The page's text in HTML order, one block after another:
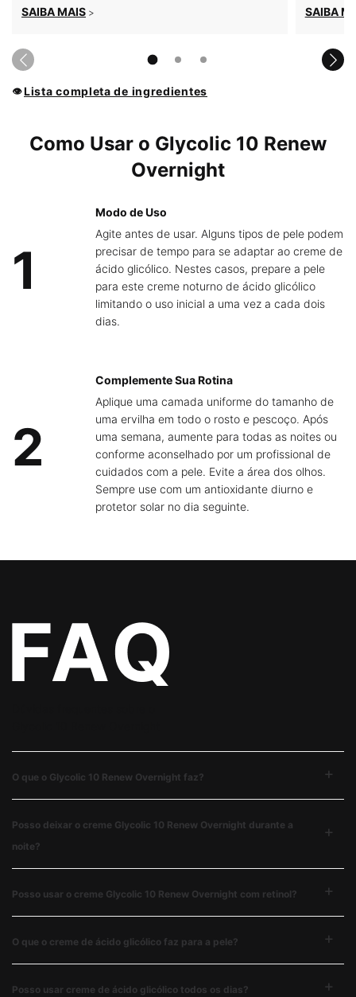
SAIBA MAIS >
SAIBA
👁Lista completa de ingredientes
PDP Product How to Use Section
Como Usar o Glycolic 10 Renew
Overnight
1
Modo de Uso
Agite antes de usar. Alguns tipos de pele podem
precisar de tempo para se adaptar ao creme de
ácido glicólico. Nestes casos, prepare a pele
para este creme noturno de ácido glicólico
limitando o uso inicial a uma vez a cada dois
dias.
2
Complemente Sua Rotina
Aplique uma camada uniforme do tamanho de
uma ervilha em todo o rosto e pescoço. Após
uma semana, aumente para todas as noites ou
conforme aconselhado por um profissional de
cuidados com a pele. Evite a área dos olhos.
Sempre use com um antioxidante diurno e
protetor solar no dia seguinte.
O que o Glycolic 10 Renew Overnight faz?
Posso deixar o creme Glycolic 10 Renew Overnight durante a
noite?
Posso usar o creme Glycolic 10 Renew Overnight com retinol?
O que o creme de ácido glicólico faz para a pele?
Posso usar creme de ácido glicólico todos os dias?